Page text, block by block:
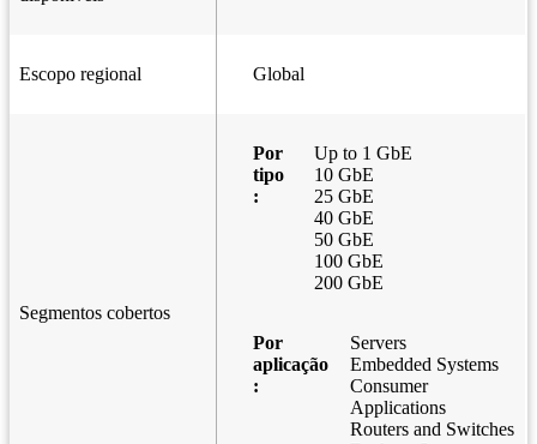
Escopo regional Global
Segmentos cobertos
Por
tipo
:
Up to 1 GbE
10 GbE
25 GbE
40 GbE
50 GbE
100 GbE
200 GbE
Por
aplicação
:
Servers
Embedded Systems
Consumer
Applications
Routers and Switches